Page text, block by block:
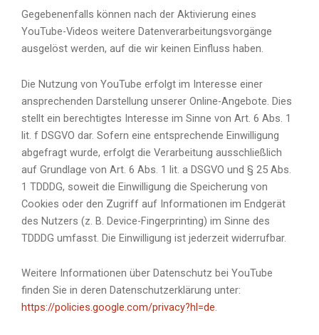
Gegebenenfalls können nach der Aktivierung eines
YouTube-Videos weitere Datenverarbeitungsvorgänge
ausgelöst werden, auf die wir keinen Einfluss haben.
Die Nutzung von YouTube erfolgt im Interesse einer
ansprechenden Darstellung unserer Online-Angebote. Dies
stellt ein berechtigtes Interesse im Sinne von Art. 6 Abs. 1
lit. f DSGVO dar. Sofern eine entsprechende Einwilligung
abgefragt wurde, erfolgt die Verarbeitung ausschließlich
auf Grundlage von Art. 6 Abs. 1 lit. a DSGVO und § 25 Abs.
1 TDDDG, soweit die Einwilligung die Speicherung von
Cookies oder den Zugriff auf Informationen im Endgerät
des Nutzers (z. B. Device-Fingerprinting) im Sinne des
TDDDG umfasst. Die Einwilligung ist jederzeit widerrufbar.
Weitere Informationen über Datenschutz bei YouTube
finden Sie in deren Datenschutzerklärung unter:
https://policies.google.com/privacy?hl=de.